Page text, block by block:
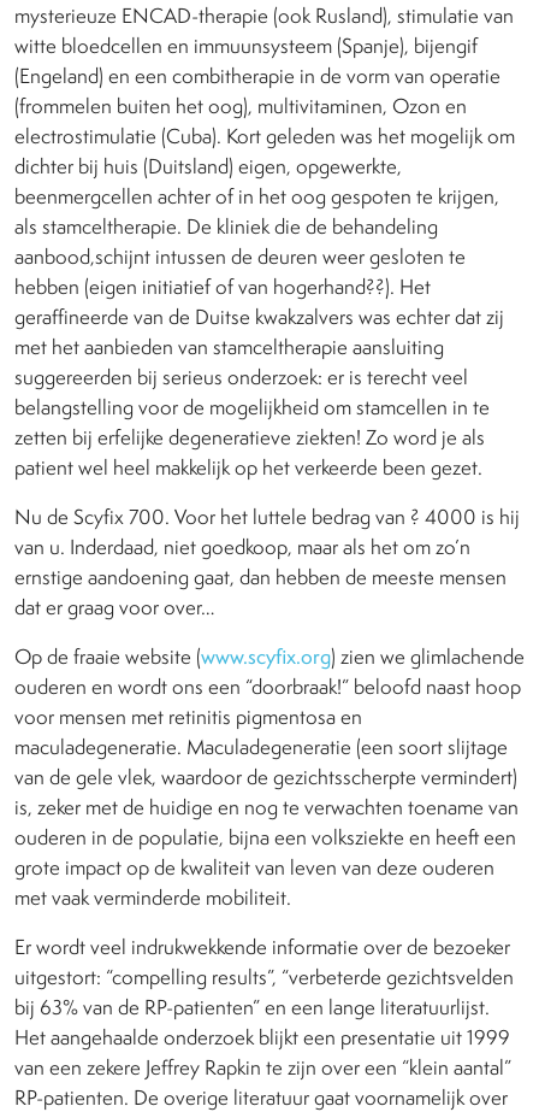
mysterieuze ENCAD-therapie (ook Rusland), stimulatie van
witte bloedcellen en immuunsysteem (Spanje), bijengif
(Engeland) en een combitherapie in de vorm van operatie
(frommelen buiten het oog), multivitaminen, Ozon en
electrostimulatie (Cuba). Kort geleden was het mogelijk om
dichter bij huis (Duitsland) eigen, opgewerkte,
beenmergcellen achter of in het oog gespoten te krijgen,
als stamceltherapie. De kliniek die de behandeling
aanbood,schijnt intussen de deuren weer gesloten te
hebben (eigen initiatief of van hogerhand??). Het
geraffineerde van de Duitse kwakzalvers was echter dat zij
met het aanbieden van stamceltherapie aansluiting
suggereerden bij serieus onderzoek: er is terecht veel
belangstelling voor de mogelijkheid om stamcellen in te
zetten bij erfelijke degeneratieve ziekten! Zo word je als
patient wel heel makkelijk op het verkeerde been gezet.
Nu de Scyfix 700. Voor het luttele bedrag van ? 4000 is hij
van u. Inderdaad, niet goedkoop, maar als het om zo’n
ernstige aandoening gaat, dan hebben de meeste mensen
dat er graag voor over…
Op de fraaie website (www.scyfix.org) zien we glimlachende
ouderen en wordt ons een “doorbraak!” beloofd naast hoop
voor mensen met retinitis pigmentosa en
maculadegeneratie. Maculadegeneratie (een soort slijtage
van de gele vlek, waardoor de gezichtsscherpte vermindert)
is, zeker met de huidige en nog te verwachten toename van
ouderen in de populatie, bijna een volksziekte en heeft een
grote impact op de kwaliteit van leven van deze ouderen
met vaak verminderde mobiliteit.
Er wordt veel indrukwekkende informatie over de bezoeker
uitgestort: “compelling results”, “verbeterde gezichtsvelden
bij 63% van de RP-patienten” en een lange literatuurlijst.
Het aangehaalde onderzoek blijkt een presentatie uit 1999
van een zekere Jeffrey Rapkin te zijn over een “klein aantal”
RP-patienten. De overige literatuur gaat voornamelijk over